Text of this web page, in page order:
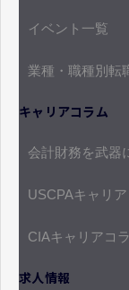
イベント一覧
業種・職種別転
キャリアコラム
会計財務を武器
USCPAキャリ
CIAキャリアコ
求人情報